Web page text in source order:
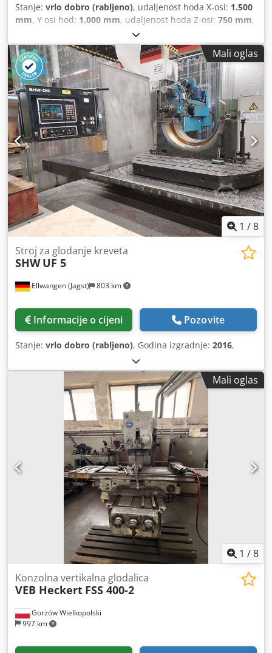
Stanje: vrlo dobro (rabljeno), udaljenost hoda X-osi: 1.500
mm, Y osi hod: 1.000 mm, udaljenost hoda Z-osi: 750 mm,
, dužina stola:
brzina okretanja:2.500 okret/min, potez perom:120 mm,
Mali oglas
1 /8
Ellwangen (Jagst) 803 km
Stroj za glodanje kreveta
SHW UF 5
Informacije o cijeni Pozovite
Stanje: vrlo dobro (rabljeno), Godina izgradnje: 2016,
Mali oglas
1 /8
Gorzów Wielkopolski
997 km
Konzolna vertikalna glodalica
VEB Heckert FSS 400-2